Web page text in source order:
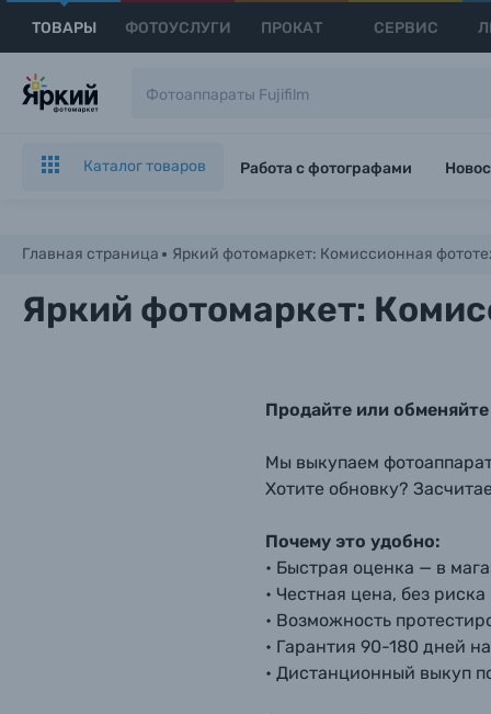
ТОВАРЫ ФОТОУСЛУГИ ПРОКАТ СЕРВИС
Цифровые фотоаппараты
Пленочные фотоаппараты
Каталог товаров Работа с фотографами
Главная страница Яркий фотомаркет: Комиссионная
Яркий фотомаркет:
Продайте или
Мы выкупаем
Хотите обновку?
Почему это удобно:
• Быстрая оценка — в
• Честная цена, без
• Возможность
• Гарантия 90-180 дней
• Дистанционный выкуп